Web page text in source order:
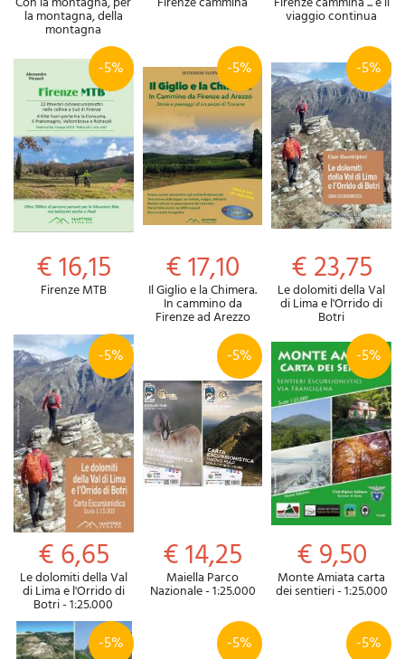
la montagna, della
montagna
viaggio continua
-5%
€ 16,15
Firenze MTB
-5%
€ 17,10
Il Giglio e la Chimera.
In cammino da
Firenze ad Arezzo
-5%
€ 23,75
Le dolomiti della Val
di Lima e l'Orrido di
Botri
-5%
€ 6,65
Le dolomiti della Val
di Lima e l'Orrido di
Botri - 1:25.000
-5%
€ 14,25
Maiella Parco
Nazionale - 1:25.000
-5%
€ 9,50
Monte Amiata carta
dei sentieri - 1:25.000
-5% -5% -5%